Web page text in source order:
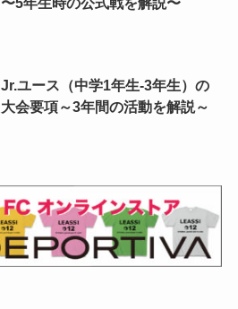
Jr.ユース（中学1年生-3年生）の
大会要項～3年間の活動を解説～